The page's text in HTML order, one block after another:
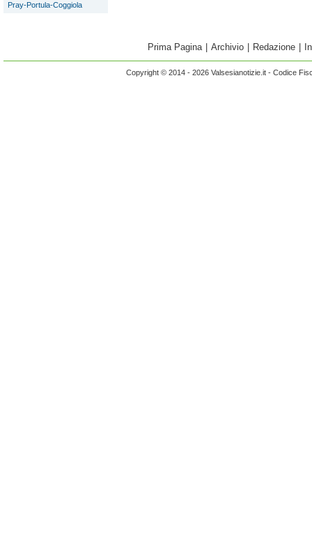
Pray-Portula-Coggiola
Prima Pagina Archivio Redazione
Copyright © 2014 - 2026 Valsesianotizie.it - Codice